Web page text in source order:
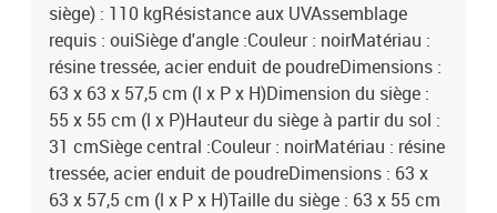
siège) : 110 kgRésistance aux UVAssemblage
requis : ouiSiège d'angle :Couleur : noirMatériau :
résine tressée, acier enduit de poudreDimensions :
63 x 63 x 57,5 cm (l x P x H)Dimension du siège :
55 x 55 cm (l x P)Hauteur du siège à partir du sol :
31 cmSiège central :Couleur : noirMatériau : résine
tressée, acier enduit de poudreDimensions : 63 x
63 x 57,5 cm (l x P x H)Taille du siège : 63 x 55 cm